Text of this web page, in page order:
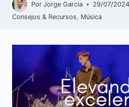
Por Jorge Garcia
29/07/2024
Consejos & Recursos, Música